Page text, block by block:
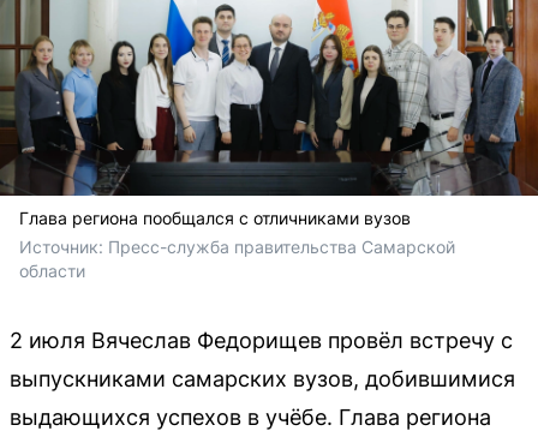
Глава региона пообщался с отличниками вузов
Источник: Пресс-служба правительства Самарской
области
2 июля Вячеслав Федорищев провёл встречу с
выпускниками самарских вузов, добившимися
выдающихся успехов в учёбе. Глава региона